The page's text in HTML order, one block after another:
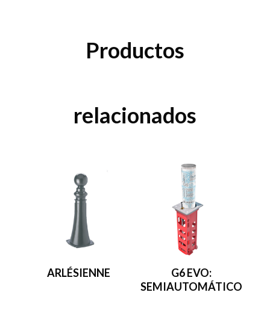
Productos
relacionados
ARLÉSIENNE
G6 EVO:
SEMIAUTOMÁTICO